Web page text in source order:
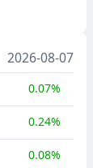
2026-08-07
0.07%
0.24%
0.08%